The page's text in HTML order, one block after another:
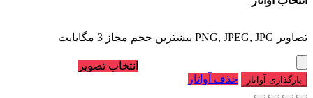
تصاویر PNG, JPEG, JPG بیشترین حجم مجاز 3 مگابایت
انتخاب تصویر
بارگذاری آواتار حذف آواتار